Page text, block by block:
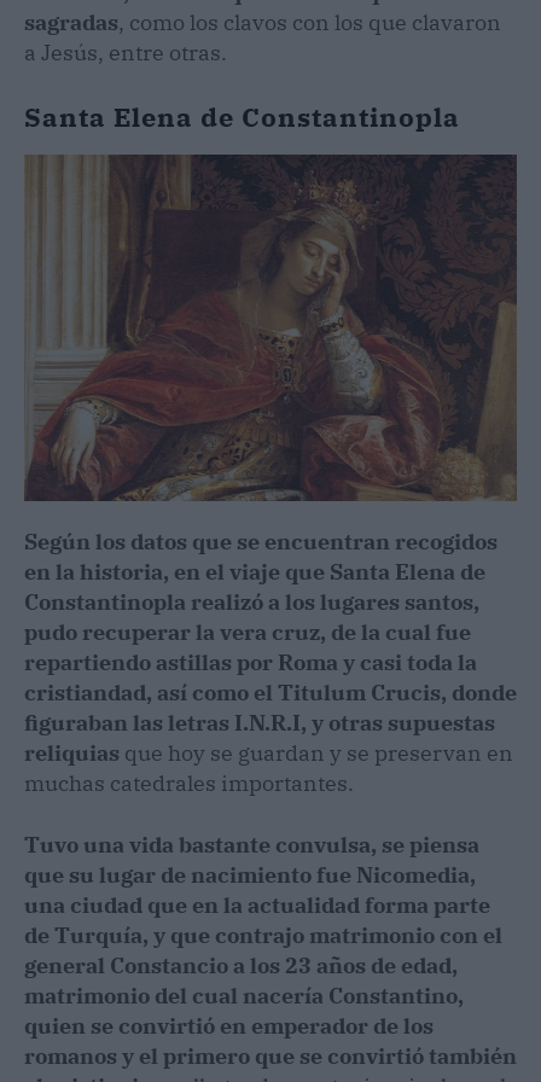
sagradas, como los clavos con los que clavaron
a Jesús, entre otras.
Santa Elena de Constantinopla
Según los datos que se encuentran recogidos
en la historia, en el viaje que Santa Elena de
Constantinopla realizó a los lugares santos,
pudo recuperar la vera cruz, de la cual fue
repartiendo astillas por Roma y casi toda la
cristiandad, así como el Titulum Crucis, donde
figuraban las letras I.N.R.I, y otras supuestas
reliquias que hoy se guardan y se preservan en
muchas catedrales importantes.
Tuvo una vida bastante convulsa, se piensa
que su lugar de nacimiento fue Nicomedia,
una ciudad que en la actualidad forma parte
de Turquía, y que contrajo matrimonio con el
general Constancio a los 23 años de edad,
matrimonio del cual nacería Constantino,
quien se convirtió en emperador de los
romanos y el primero que se convirtió también